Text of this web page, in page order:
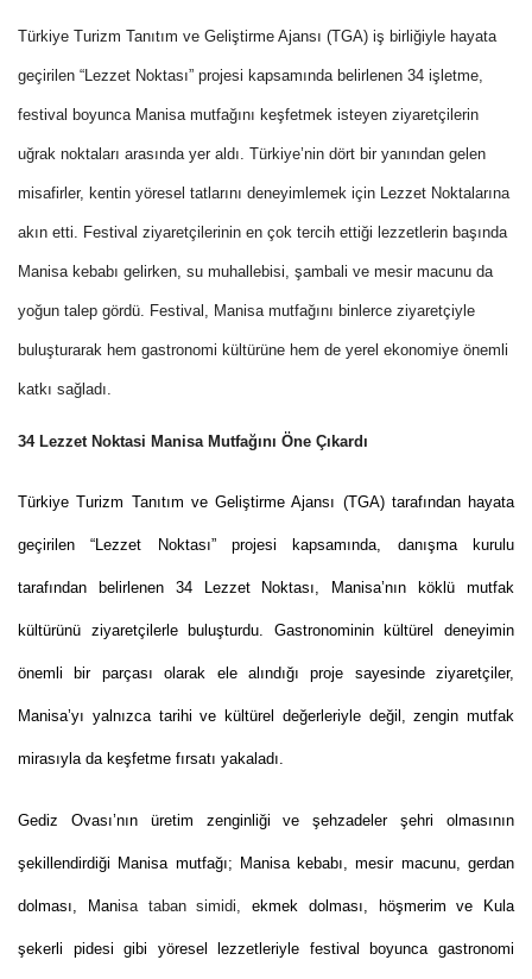
Türkiye Turizm Tanıtım ve Geliştirme Ajansı (TGA) iş birliğiyle hayata
geçirilen “Lezzet Noktası” projesi kapsamında belirlenen 34 işletme,
festival boyunca Manisa mutfağını keşfetmek isteyen ziyaretçilerin
uğrak noktaları arasında yer aldı. Türkiye’nin dört bir yanından gelen
misafirler, kentin yöresel tatlarını deneyimlemek için Lezzet Noktalarına
akın etti. Festival ziyaretçilerinin en çok tercih ettiği lezzetlerin başında
Manisa kebabı gelirken, su muhallebisi, şambali ve mesir macunu da
yoğun talep gördü. Festival, Manisa mutfağını binlerce ziyaretçiyle
buluşturarak hem gastronomi kültürüne hem de yerel ekonomiye önemli
katkı sağladı.
34 Lezzet Noktasi Manisa Mutfağını Öne Çıkardı
Türkiye Turizm Tanıtım ve Geliştirme Ajansı (TGA) tarafından hayata
geçirilen “Lezzet Noktası” projesi kapsamında, danışma kurulu
tarafından belirlenen 34 Lezzet Noktası, Manisa’nın köklü mutfak
kültürünü ziyaretçilerle buluşturdu. Gastronominin kültürel deneyimin
önemli bir parçası olarak ele alındığı proje sayesinde ziyaretçiler,
Manisa’yı yalnızca tarihi ve kültürel değerleriyle değil, zengin mutfak
mirasıyla da keşfetme fırsatı yakaladı.
Gediz Ovası’nın üretim zenginliği ve şehzadeler şehri olmasının
şekillendirdiği Manisa mutfağı; Manisa kebabı, mesir macunu, gerdan
dolması, Manisa taban simidi, ekmek dolması, höşmerim ve Kula
şekerli pidesi gibi yöresel lezzetleriyle festival boyunca gastronomi